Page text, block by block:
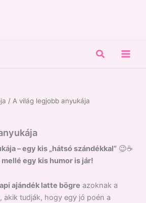
Search
/ A világ legjobb anyukája
– egy kis „hátsó szándékkal” 😉☕
egy kis humor is jár!
ajándék latte bögre azoknak a
akik tudják, hogy egy jó poén a